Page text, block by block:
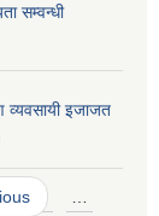
सम्वन्धी
व्यवसायी इजाजत